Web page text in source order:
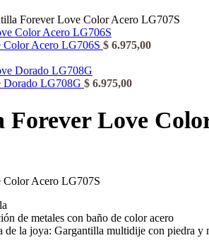
Forever Love Color Acero LG707S
Color Acero LG706S $ 6.975,00
Dorado LG708G $ 6.975,00
Forever Love
Color Acero LG707S
de metales con baño de color acero
de la joya: Gargantilla multidije con piedra y